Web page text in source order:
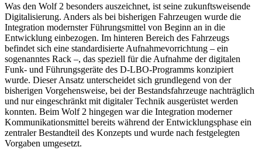
Was den Wolf 2 besonders auszeichnet, ist seine zukunftsweisende
Digitalisierung. Anders als bei bisherigen Fahrzeugen wurde die
Integration modernster Führungsmittel von Beginn an in die
Entwicklung einbezogen. Im hinteren Bereich des Fahrzeugs
befindet sich eine standardisierte Aufnahmevorrichtung – ein
sogenanntes Rack –, das speziell für die Aufnahme der digitalen
Funk- und Führungsgeräte des D-LBO-Programms konzipiert
wurde. Dieser Ansatz unterscheidet sich grundlegend von der
bisherigen Vorgehensweise, bei der Bestandsfahrzeuge nachträglich
und nur eingeschränkt mit digitaler Technik ausgerüstet werden
konnten. Beim Wolf 2 hingegen war die Integration moderner
Kommunikationsmittel bereits während der Entwicklungsphase ein
zentraler Bestandteil des Konzepts und wurde nach festgelegten
Vorgaben umgesetzt.